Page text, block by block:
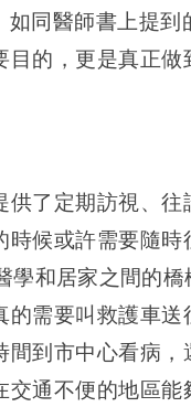
同醫師書上提到
的，更是真正做
了定期訪視、
候或許需要隨
和居家之間的
需要叫救護車
到市中心看病，
通不便的地區能